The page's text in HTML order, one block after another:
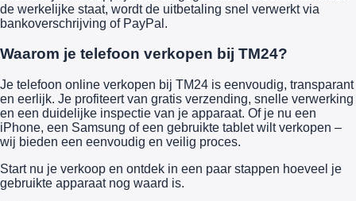
de werkelijke staat, wordt de uitbetaling snel verwerkt via
bankoverschrijving of PayPal.
Waarom je telefoon verkopen bij TM24?
Je telefoon online verkopen bij TM24 is eenvoudig, transparant
en eerlijk. Je profiteert van gratis verzending, snelle verwerking
en een duidelijke inspectie van je apparaat. Of je nu een
iPhone, een Samsung of een gebruikte tablet wilt verkopen –
wij bieden een eenvoudig en veilig proces.
Start nu je verkoop en ontdek in een paar stappen hoeveel je
gebruikte apparaat nog waard is.